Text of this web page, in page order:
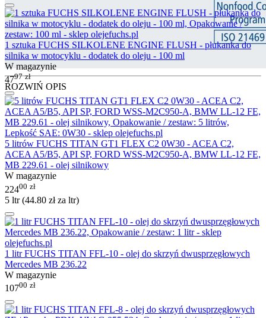
ROZWIŃ OPIS
1 sztuka FUCHS SILKOLENE ENGINE FLUSH - płukanka do
silnika w motocyklu - dodatek do oleju - 100 ml
W magazynie
4797 zł
5 litrów FUCHS TITAN GT1 FLEX C2 0W30 - ACEA C2,
ACEA A5/B5, API SP, FORD WSS-M2C950-A, BMW LL-12 FE,
MB 229.61 - olej silnikowy
W magazynie
22400 zł
5 ltr (44.80 złza ltr)
1 litr FUCHS TITAN FFL-10 - olej do skrzyń dwusprzęgłowych
Mercedes MB 236.22
W magazynie
10700 zł